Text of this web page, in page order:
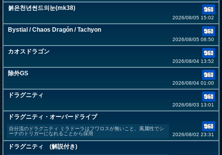
붉은천년썬드의눈(mk38)
2026/08/05 15:02
Bystial / Chaos Dragón / Tachyon
2026/08/05 08:50
カオスドラゴン
2026/08/04 13:52
除外GS
2026/08/04 01:00
ドラグニティ
2026/08/03 13:01
ドラグニティ・オーバードライブ
自分流のドラグニティ ミラドーラはフワロスが無いこと、風属性でシ
ーナのトリガーになれることから採用
2026/08/02 23:31
ドラグニティ (解説付き)